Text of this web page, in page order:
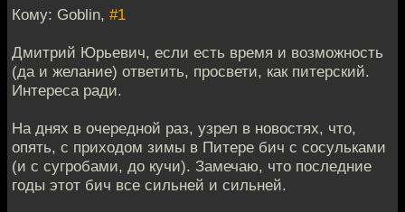
Кому: Goblin, #1
Дмитрий Юрьевич, если есть время и возможность
(да и желание) ответить, просвети, как питерский.
Интереса ради.
На днях в очередной раз, узрел в новостях, что,
опять, с приходом зимы в Питере бич с сосульками
(и с сугробами, до кучи). Замечаю, что последние
годы этот бич все сильней и сильней.